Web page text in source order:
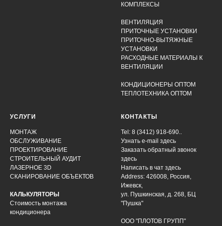
КОМПЛЕКСЫ
ВЕНТИЛЯЦИЯ
ПРИТОЧНЫЕ УСТАНОВКИ
ПРИТОЧНО-ВЫТЯЖНЫЕ
УСТАНОВКИ
РАСХОДНЫЕ МАТЕРИАЛЫ К
ВЕНТИЛЯЦИИ
КОНДИЦИОНЕРЫ ОПТОМ
ТЕПЛОТЕХНИКА ОПТОМ
УСЛУГИ
МОНТАЖ
ОБСЛУЖИВАНИЕ
ПРОЕКТИРОВАНИЕ
СТРОИТЕЛЬНЫЙ АУДИТ
ЛАЗЕРНОЕ 3D
СКАНИРОВАНИЕ ОБЪЕКТОВ
КАЛЬКУЛЯТОРЫ
Стоимость монтажа
кондиционера
КОНТАКТЫ
Tel: 8 (3412) 918-690..
Узнать e-mail здесь
Заказать обратный звонок
здесь
Написать в чат здесь
Address: 426008, Россия,
Ижевск,
ул. Пушкинская, д. 268, БЦ
"Пушка"
ООО "ПЛОТОВ ГРУПП"